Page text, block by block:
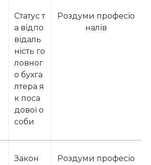
Статус т
а відпо
відаль
ність го
ловног
о бухга
лтера я
к поса
дової о
соби
Роздуми професіо
налів
Закон
Роздуми професіо